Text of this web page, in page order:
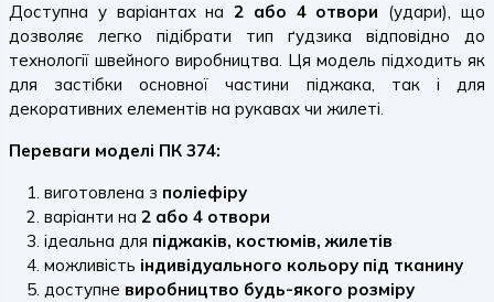
Доступна у варіантах на2 або 4 отвори (удари), що
дозволяє легко підібрати тип ґудзика відповідно до
технології швейного виробництва. Ця модель підходить як
для застібки основної частини піджака, так і для
декоративних елементів на рукавах чи жилеті.
Переваги моделі ПК 374:
виготовлена з поліефіру
варіанти на 2 або 4 отвори
ідеальна для піджаків, костюмів, жилетів
можливість індивідуального кольору під тканину
доступне виробництво будь-якого розміру